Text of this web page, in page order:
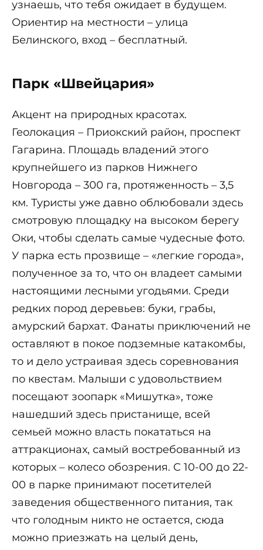
узнаешь, что тебя ожидает в будущем.
Ориентир на местности – улица
Белинского, вход – бесплатный.
Парк «Швейцария»
Акцент на природных красотах.
Геолокация – Приокский район, проспект
Гагарина. Площадь владений этого
крупнейшего из парков Нижнего
Новгорода – 300 га, протяженность – 3,5
км. Туристы уже давно облюбовали здесь
смотровую площадку на высоком берегу
Оки, чтобы сделать самые чудесные фото.
У парка есть прозвище – «легкие города»,
полученное за то, что он владеет самыми
настоящими лесными угодьями. Среди
редких пород деревьев: буки, грабы,
амурский бархат. Фанаты приключений не
оставляют в покое подземные катакомбы,
то и дело устраивая здесь соревнования
по квестам. Малыши с удовольствием
посещают зоопарк «Мишутка», тоже
нашедший здесь пристанище, всей
семьей можно власть покататься на
аттракционах, самый востребованный из
которых – колесо обозрения. С 10-00 до 22-
00 в парке принимают посетителей
заведения общественного питания, так
что голодным никто не остается, сюда
можно приезжать на целый день,